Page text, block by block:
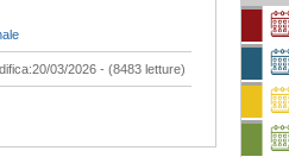
03/2026 - (8483 letture)